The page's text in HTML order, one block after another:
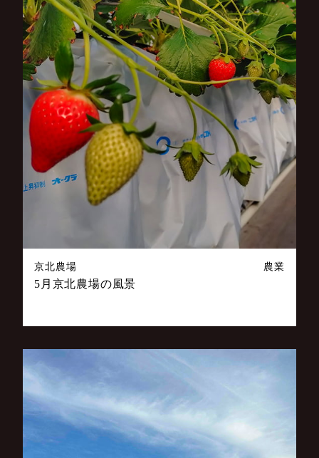
京北農場 農業
5月京北農場の風景